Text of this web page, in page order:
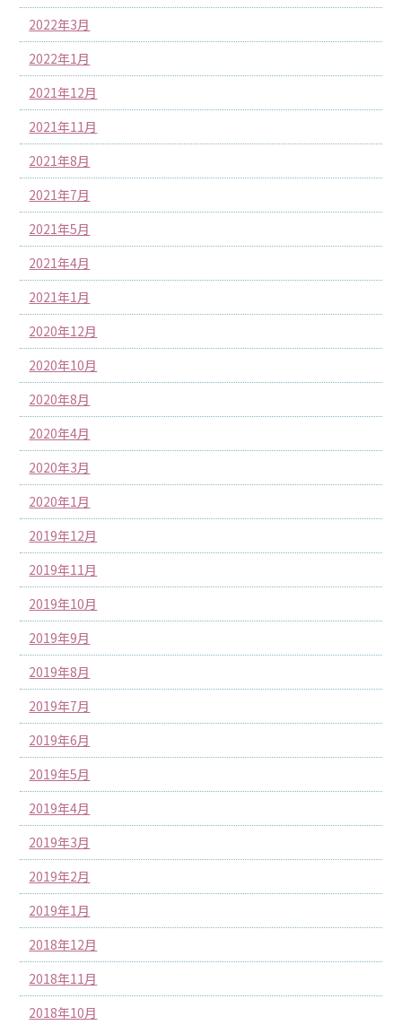
2022年3月
2022年1月
2021年12月
2021年11月
2021年8月
2021年7月
2021年5月
2021年4月
2021年1月
2020年12月
2020年10月
2020年8月
2020年4月
2020年3月
2020年1月
2019年12月
2019年11月
2019年10月
2019年9月
2019年8月
2019年7月
2019年6月
2019年5月
2019年4月
2019年3月
2019年2月
2019年1月
2018年12月
2018年11月
2018年10月